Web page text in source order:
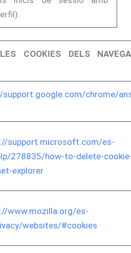
COOKIES DELS
chrome/
support.microsoft.com/es-
278835/how-to-delete-
explorer
www.mozilla.org/es-
websites/#cookies